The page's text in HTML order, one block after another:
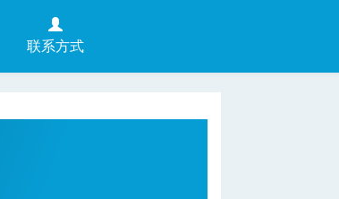
联系方式